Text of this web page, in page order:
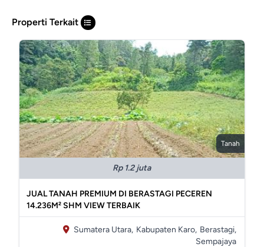
Properti Terkait
Tanah
Rp 1.2 juta
JUAL TANAH PREMIUM DI BERASTAGI PECEREN
14.236M² SHM VIEW TERBAIK
Sumatera Utara, Kabupaten Karo, Berastagi,
Sempajaya